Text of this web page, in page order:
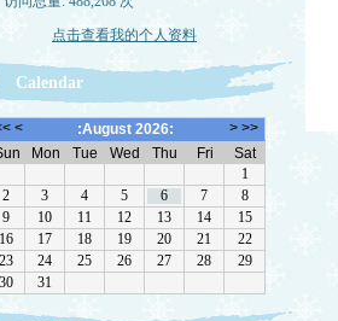
点击查看我的个人资料
Calendar